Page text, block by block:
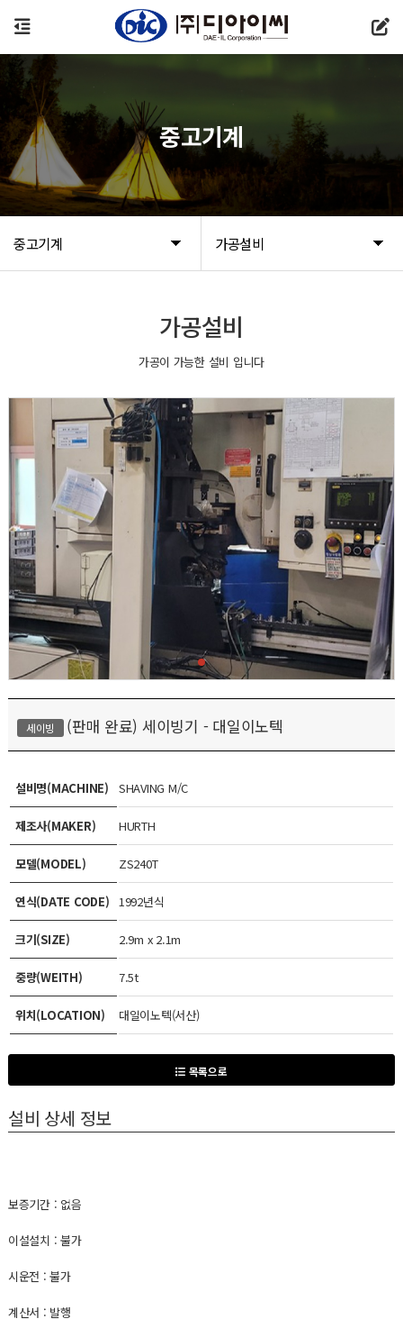
중고기계 가공설비
중고기계
가공설비
가공이 가능한 설비 입니다
세이빙 (판매 완료) 세이빙기 - 대일이노텍
설비명(MACHINE) SHAVING M/C
제조사(MAKER) HURTH
모델(MODEL) ZS240T
연식(DATE CODE) 1992년식
크기(SIZE) 2.9m x 2.1m
중량(WEITH) 7.5t
위치(LOCATION) 대일이노텍(서산)
목록으로
설비 상세 정보
보증기간 : 없음
이설설치 : 불가
시운전 : 불가
계산서 : 발행